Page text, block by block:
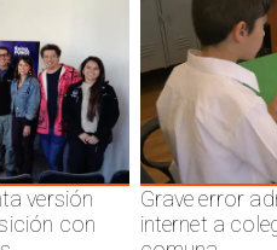
versión
con
Grave error
internet a